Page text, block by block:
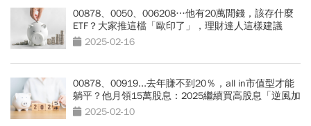
00878、0050、006208…他有20萬閒錢，該存什麼
ETF？大家推這檔「歐印了」，理財達人這樣建議
2025-02-16
00878、00919...去年賺不到20％，all in市值型才能
躺平？他月領15萬股息：2025繼續買高股息「逆風加
碼2關鍵」
2025-02-10